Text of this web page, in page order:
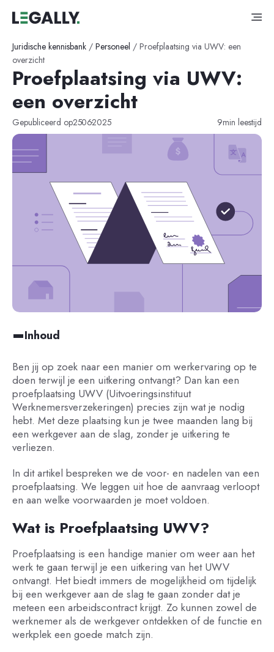
Juridische kennisbank / Personeel / Proefplaatsing via UWV: een
overzicht
Proefplaatsing via UWV:
een overzicht
Gepubliceerd op25-06-2025 9min leestijd
Inhoud
Ben jij op zoek naar een manier om werkervaring op te
doen terwijl je een uitkering ontvangt? Dan kan een
proefplaatsing UWV (Uitvoeringsinstituut
Werknemersverzekeringen) precies zijn wat je nodig
hebt. Met deze plaatsing kun je twee maanden lang bij
een werkgever aan de slag, zonder je uitkering te
verliezen.
In dit artikel bespreken we de voor- en nadelen van een
proefplaatsing. We leggen uit hoe de aanvraag verloopt
en aan welke voorwaarden je moet voldoen.
Wat is Proefplaatsing UWV?
Proefplaatsing is een handige manier om weer aan het
werk te gaan terwijl je een uitkering van het UWV
ontvangt. Het biedt immers de mogelijkheid om tijdelijk
bij een werkgever aan de slag te gaan zonder dat je
meteen een arbeidscontract krijgt. Zo kunnen zowel de
werknemer als de werkgever ontdekken of de functie en
werkplek een goede match zijn.